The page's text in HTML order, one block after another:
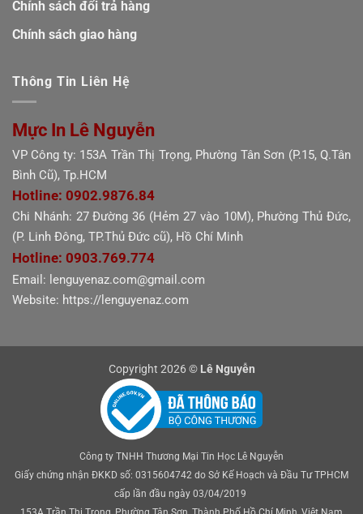
Chính sách đổi trả hàng
Chính sách giao hàng
Thông Tin Liên Hệ
Mực In Lê Nguyễn
VP Công ty: 153A Trần Thị Trọng, Phường Tân Sơn (P.15, Q.Tân
Bình Cũ), Tp.HCM
Hotline: 0902.9876.84
Chi Nhánh: 27 Đường 36 (Hẻm 27 vào 10M), Phường Thủ Đức,
(P. Linh Đông, TP.Thủ Đức cũ), Hồ Chí Minh
Hotline: 0903.769.774
Email: lenguyenaz.com@gmail.com
Website: https://lenguyenaz.com
Copyright 2026 © Lê Nguyễn
Công ty TNHH Thương Mại Tin Học Lê Nguyễn
Giấy chứng nhận ĐKKD số: 0315604742 do Sở Kế Hoạch và Đầu Tư TPHCM
cấp lần đầu ngày 03/04/2019